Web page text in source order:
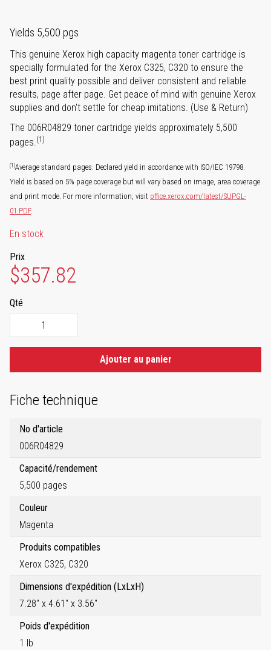
Yields 5,500 pgs
This genuine Xerox high capacity magenta toner cartridge is
specially formulated for the Xerox C325, C320 to ensure the
best print quality possible and deliver consistent and reliable
results, page after page. Get peace of mind with genuine Xerox
supplies and don't settle for cheap imitations. (Use & Return)
The 006R04829 toner cartridge yields approximately 5,500
pages.(1)
(1)Average standard pages. Declared yield in accordance with ISO/IEC 19798.
Yield is based on 5% page coverage but will vary based on image, area coverage
and print mode. For more information, visit office.xerox.com/latest/SUPGL-
01.PDF.
En stock
Prix
$357.82
Qté
Ajouter au panier
Fiche technique
No d'article
006R04829
Capacité/rendement
5,500 pages
Couleur
Magenta
Produits compatibles
Xerox C325, C320
Dimensions d'expédition (LxLxH)
7.28" x 4.61" x 3.56"
Poids d'expédition
1 lb